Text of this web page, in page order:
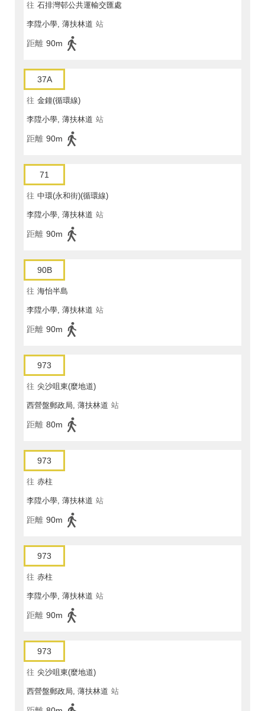
往 石排灣邨公共運輸交匯處
李陞小學, 薄扶林道 站
距離 90m
37A
往 金鐘(循環線)
李陞小學, 薄扶林道 站
距離 90m
71
往 中環(永和街)(循環線)
李陞小學, 薄扶林道 站
距離 90m
90B
往 海怡半島
李陞小學, 薄扶林道 站
距離 90m
973
往 尖沙咀東(麼地道)
西營盤郵政局, 薄扶林道 站
距離 80m
973
往 赤柱
李陞小學, 薄扶林道 站
距離 90m
973
往 赤柱
李陞小學, 薄扶林道 站
距離 90m
973
往 尖沙咀東(麼地道)
西營盤郵政局, 薄扶林道 站